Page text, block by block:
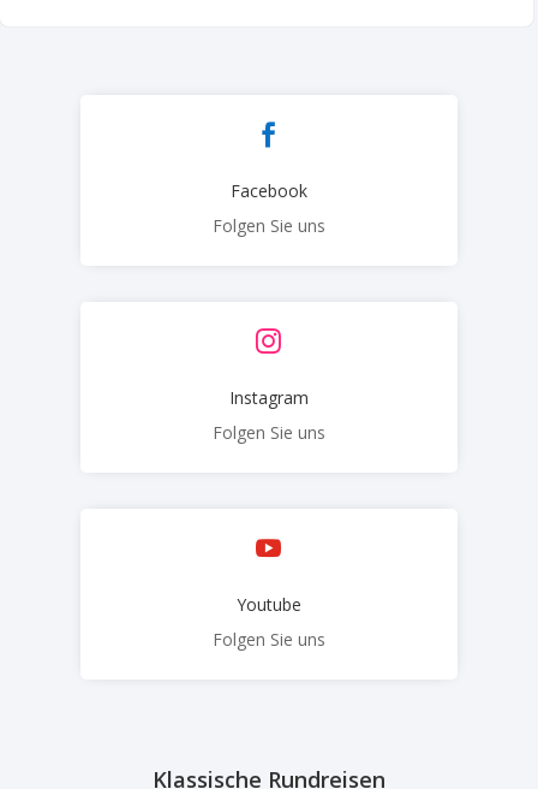

Facebook
Folgen Sie uns

Instagram
Folgen Sie uns

Youtube
Folgen Sie uns
Klassische Rundreisen